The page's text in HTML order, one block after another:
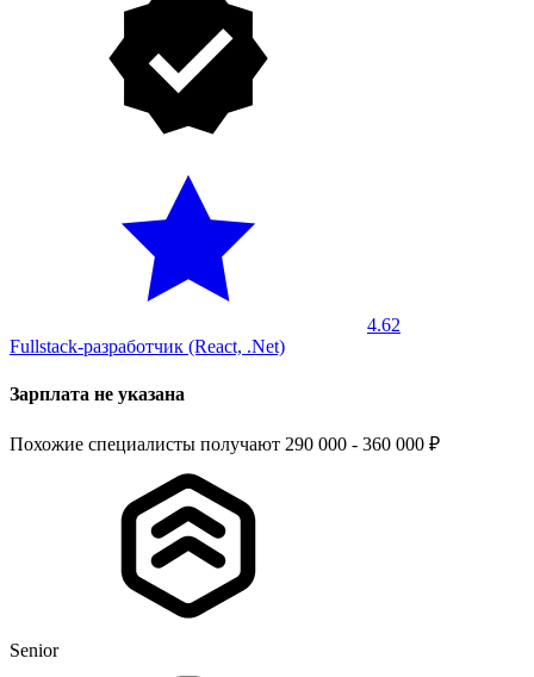
4.62
Fullstack-разработчик (React, .Net)
Зарплата не указана
Похожие специалисты получают 290 000 - 360 000 ₽
Senior